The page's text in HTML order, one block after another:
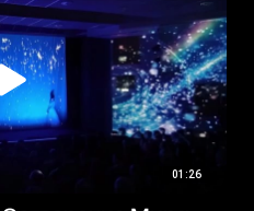
01:26